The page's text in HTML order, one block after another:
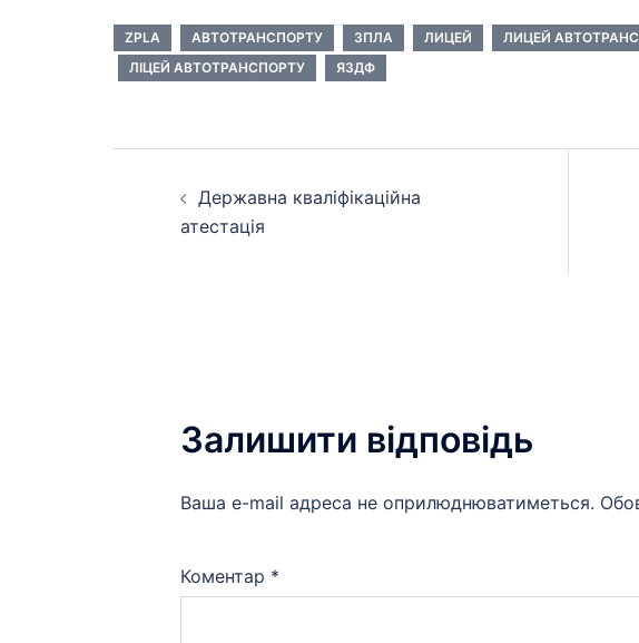
ZPLA АВТОТРАНСПОРТУ ЗПЛА ЛИЦЕЙ ЛИЦЕЙ
ЛІЦЕЙ АВТОТРАНСПОРТУ
ЯЗДФ
Державна кваліфікаційна
атестація
Залишити відповідь
Ваша e-mail адреса не оприлюднюватиметься.
Коментар *